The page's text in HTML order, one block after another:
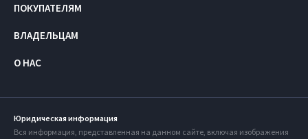
ПОКУПАТЕЛЯМ
ВЛАДЕЛЬЦАМ
О НАС
Юридическая информация
Вся информация, представленная на данном сайте, включая изображения